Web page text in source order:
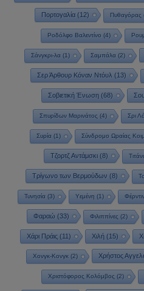
Πορτογαλία (12) Πυθαγόρας
Ροδόλφο Βαλεντίνο (4)
Σάνγκρι-λα (1) Σαμπάλα (2)
Σερ Άρθουρ Κόναν Ντόυλ (13)
Σοβιετική Ένωση(68)
Σπυρίδων Μαρινάτος (4) Σρι
Συρία(1) Σύνδρομο Ωραίας
Τζορτζ Αντάμσκι(8)
Τρίγωνο των Βερμούδων (8)
Τυνησία(3) Υεμένη (1)
Φαραώ (33) Φιλιππίνες (2)
Χάρι Πράις (11) Χιλή (15)
Χονγκ-Κονγκ(2) Χρήστος
Χριστόφορος Κολόμβος (2)